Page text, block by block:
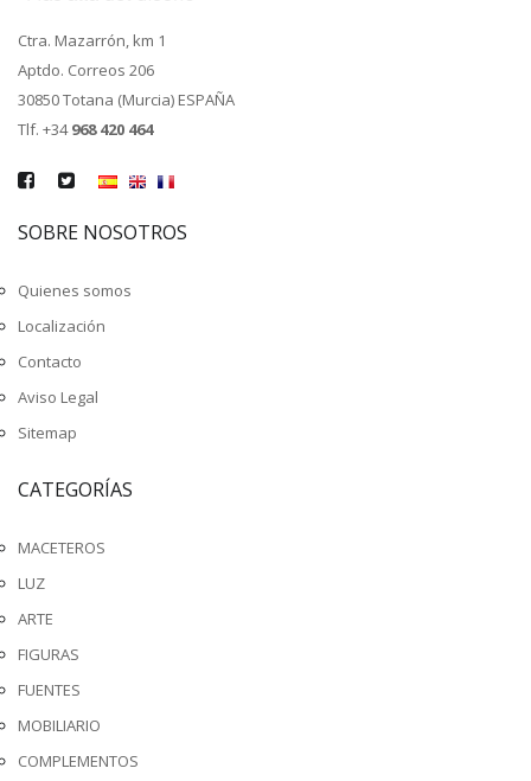
Ctra. Mazarrón, km 1
Aptdo. Correos 206
30850 Totana (Murcia) ESPAÑA
Tlf. +34968 420 464
SOBRE NOSOTROS
Quienes somos
Localización
Contacto
Aviso Legal
Sitemap
CATEGORÍAS
MACETEROS
LUZ
ARTE
FIGURAS
FUENTES
MOBILIARIO
COMPLEMENTOS